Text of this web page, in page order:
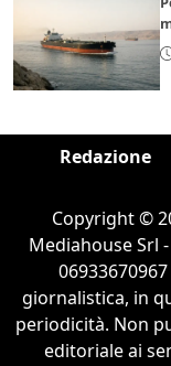
Redazione
Copyright ©
Mediahouse Srl
giornalistica, in
periodicità. Non
editoriale ai